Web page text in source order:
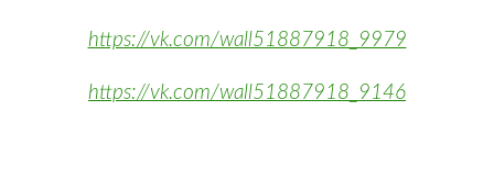
https://vk.com/wall51887918_9979
https://vk.com/wall51887918_9146